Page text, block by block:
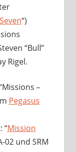
“)
“Bull”
Rigel.
–
Pegasus
“Mission
02 und SRM